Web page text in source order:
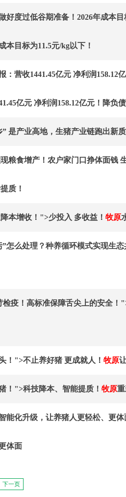
好度过低谷期准备！2026年成本
本目标为11.5元/kg以下！
：营收1441.45亿元 净利润158.12
亿元 净利润158.12亿元！降负
是产业高地，生猪产业链跑出新
粮食增产！农户家门口挣体面钱
质！
本增收！">少投入 多收益！ 牧原
怎么处理？种养循环模式实现生
检疫！高标准保障舌尖上的安全！
！">不止养好猪 更成就人！ 牧原
！">科技降本、智能提质！ 牧原
能化升级，让养猪人更轻松、更体
体面
下一页